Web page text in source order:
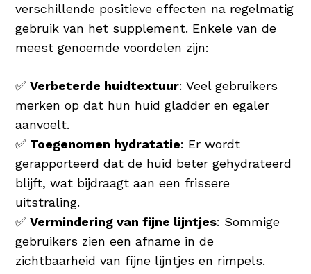
verschillende positieve effecten na regelmatig
gebruik van het supplement. Enkele van de
meest genoemde voordelen zijn:
✅Verbeterde huidtextuur: Veel gebruikers
merken op dat hun huid gladder en egaler
aanvoelt.
✅ Toegenomen hydratatie: Er wordt
gerapporteerd dat de huid beter gehydrateerd
blijft, wat bijdraagt aan een frissere
uitstraling.
✅Vermindering van fijne lijntjes: Sommige
gebruikers zien een afname in de
zichtbaarheid van fijne lijntjes en rimpels.